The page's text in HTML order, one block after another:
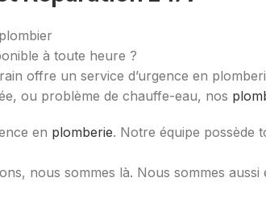
à toute heure ?
offre un service d’urgence en
ou problème de chauffe-eau, nos
en plomberie. Notre équipe possède
nous sommes là. Nous sommes